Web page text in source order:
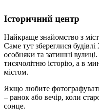
Історичний центр
Найкраще знайомство з
Саме тут збереглися
особняки та затишні
тисячолітню історію, а в
містом.
Якщо любите
– ранок або вечір, коли
сонце.